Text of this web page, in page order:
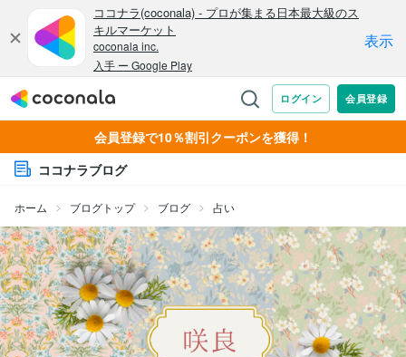
会員登録で10％割引クーポンを獲得！
ココナラブログ
ホーム ブログトップ ブログ 占い